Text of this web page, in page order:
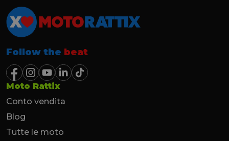
Follow the beat
Moto Rattix
Conto vendita
Blog
Tutte le moto